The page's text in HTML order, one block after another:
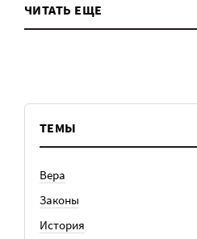
ЧИТАТЬ ЕЩЕ
ТЕМЫ
Вера
Законы
История